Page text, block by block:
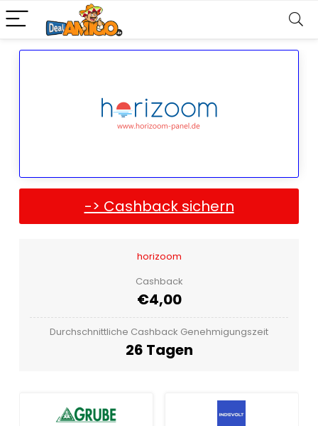
-> Cashback sichern
horizoom
Cashback
€4,00
Durchschnittliche Cashback Genehmigungszeit
26 Tagen